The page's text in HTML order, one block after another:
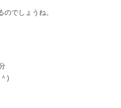
のでしょうね。
)